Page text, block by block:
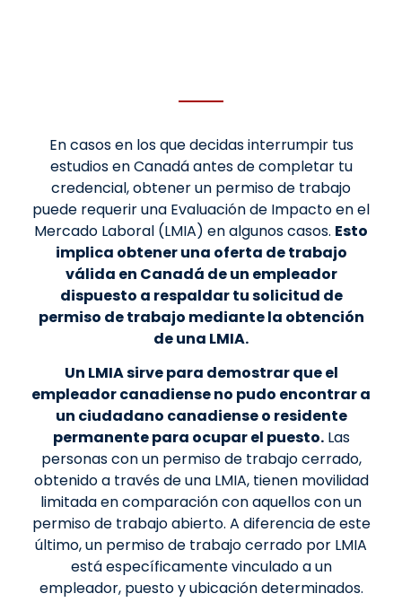
En casos en los que decidas interrumpir tus
estudios en Canadá antes de completar tu
credencial, obtener un permiso de trabajo
puede requerir una Evaluación de Impacto en el
Mercado Laboral (LMIA) en algunos casos. Esto
implica obtener una oferta de trabajo
válida en Canadá de un empleador
dispuesto a respaldar tu solicitud de
permiso de trabajo mediante la obtención
de una LMIA.
Un LMIA sirve para demostrar que el
empleador canadiense no pudo encontrar a
un ciudadano canadiense o residente
permanente para ocupar el puesto.Las
personas con un permiso de trabajo cerrado,
obtenido a través de una LMIA, tienen movilidad
limitada en comparación con aquellos con un
permiso de trabajo abierto. A diferencia de este
último, un permiso de trabajo cerrado por LMIA
está específicamente vinculado a un
empleador, puesto y ubicación determinados.